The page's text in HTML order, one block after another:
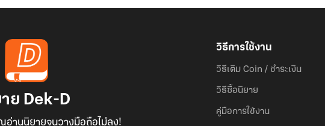
ย Dek-D
อ่านนิยายจนวางมือถือไม่ลง!
วิธีการใช้งาน
วิธีเติม Coin / ชำระเงิน
วิธีซื้อนิยาย
คู่มือการใช้งาน